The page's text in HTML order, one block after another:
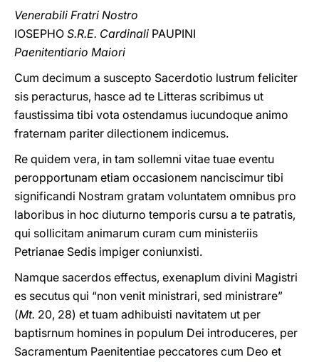
Venerabili Fratri Nostro
IOSEPHO S.R.E. Cardinali PAUPINI
Paenitentiario Maiori
Cum decimum a suscepto Sacerdotio lustrum feliciter
sis peracturus, hasce ad te Litteras scribimus ut
faustissima tibi vota ostendamus iucundoque animo
fraternam pariter dilectionem indicemus.
Re quidem vera, in tam sollemni vitae tuae eventu
peropportunam etiam occasionem nanciscimur tibi
significandi Nostram gratam voluntatem omnibus pro
laboribus in hoc diuturno temporis cursu a te patratis,
qui sollicitam animarum curam cum ministeriis
Petrianae Sedis impiger coniunxisti.
Namque sacerdos effectus, exenaplum divini Magistri
es secutus qui “non venit ministrari, sed ministrare”
(Mt. 20, 28) et tuam adhibuisti navitatem ut per
baptisrnum homines in populum Dei introduceres, per
Sacramentum Paenitentiae peccatores cum Deo et